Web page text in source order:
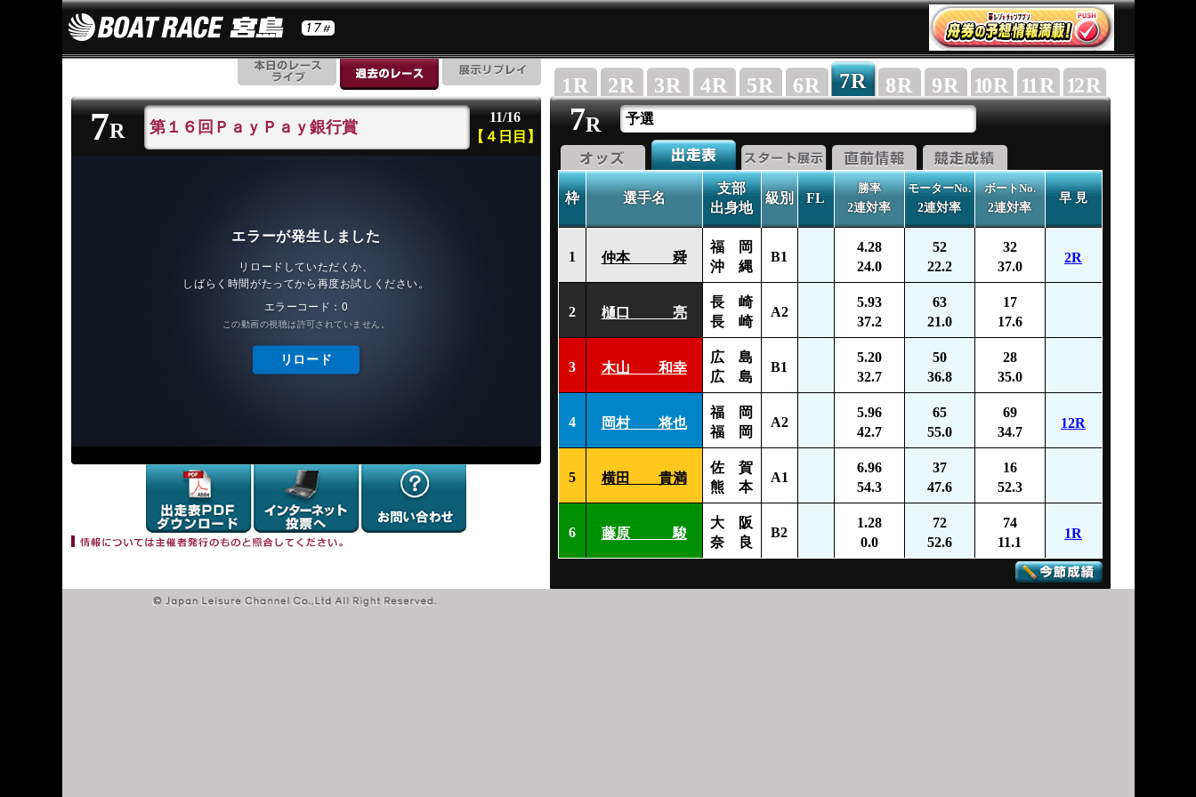
7 R 第１６回ＰａｙＰａｙ銀行賞
11/16
【４日目】
1R 2R 3R 4R 5R 6R 7R 8R 9R 10R 11R 12R
7R 予選
枠 選手名
支部
出身地
級別 FL
勝率
2連対率
モーターNo.
2連対率
ボートNo.
2連対率
早 見
1 仲本 舜
福 岡
沖 縄
B1
4.28
24.0
52
22.2
32
37.0
2R
2 樋口 亮
長 崎
長 崎
A2
5.93
37.2
63
21.0
17
17.6
3 木山 和幸
広 島
広 島
B1
5.20
32.7
50
36.8
28
35.0
4 岡村 将也
福 岡
福 岡
A2
5.96
42.7
65
55.0
69
34.7
12R
5 横田 貴満
佐 賀
熊 本
A1
6.96
54.3
37
47.6
16
52.3
6 藤原 駿
大 阪
奈 良
B2
1.28
0.0
72
52.6
74
11.1
1R